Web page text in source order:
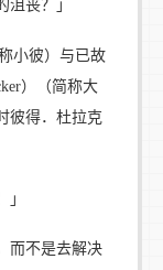
丧？」
小彼）与已故
）（简称大
彼得．杜拉克
而不是去解决